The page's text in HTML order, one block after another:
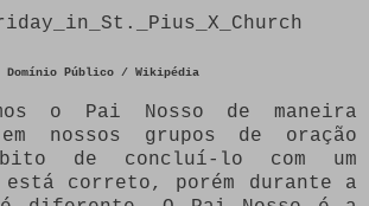
Domínio Público / Wikipédia
o Pai Nosso de maneira
nossos grupos de oração
de concluí-lo com um
está correto, porém durante a